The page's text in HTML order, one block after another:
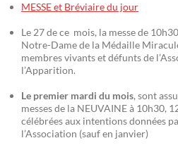
MESSE et Bréviaire du jour
Le 27 de ce mois, la messe de
Notre-Dame de la Médaille
membres vivants et défunts de
l’Apparition.
Le premier mardi du mois, sont
messes de la NEUVAINE à 10h30,
célébrées aux intentions données
l’Association (sauf en janvier)